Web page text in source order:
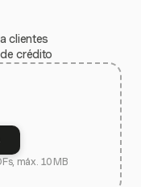
clientes
crédito
máx. 10 MB